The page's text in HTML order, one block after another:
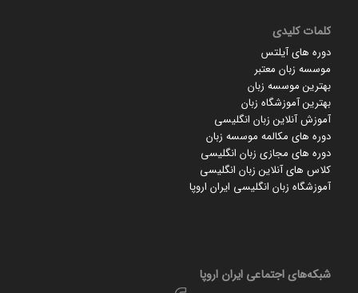
کلمات کلیدی
دوره های آیلتس
موسسه زبان معتبر
بهترین موسسه زبان
بهترین آموزشگاه زبان
آموزش آنلاین زبان انگلیسی
دوره های مکالمه موسسه زبان
دوره های مجازی زبان انگلیسی
کلاس های آنلاین زبان انگلیسی
آموزشگاه زبان انگلیسی ایران اروپا
شبکه‌های اجتماعی ایران‌ اروپا